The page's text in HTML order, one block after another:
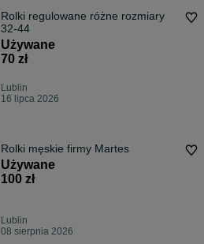
Rolki regulowane różne rozmiary
32-44
Używane
70 zł
Lublin
16 lipca 2026
Rolki męskie firmy Martes
Używane
100 zł
Lublin
08 sierpnia 2026